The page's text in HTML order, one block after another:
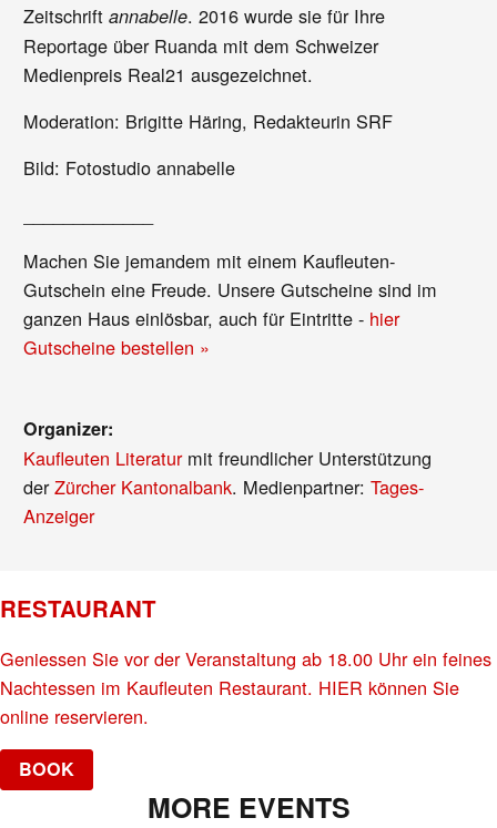
Zeitschriftannabelle. 2016 wurde sie für Ihre
Reportage über Ruanda mit dem Schweizer
Medienpreis Real21 ausgezeichnet.
Moderation: Brigitte Häring, Redakteurin SRF
Bild: Fotostudio annabelle
Machen Sie jemandem mit einem Kaufleuten-
Gutschein eine Freude. Unsere Gutscheine sind im
ganzen Haus einlösbar, auch für Eintritte - hier
Gutscheine bestellen »
Organizer:
Kaufleuten Literaturmit freundlicher Unterstützung
derZürcher Kantonalbank. Medienpartner:Tages-
Anzeiger
RESTAURANT
Geniessen Sie vor der Veranstaltung ab 18.00 Uhr ein feines
Nachtessen im Kaufleuten Restaurant. HIER können Sie
online reservieren.
BOOK
MORE EVENTS